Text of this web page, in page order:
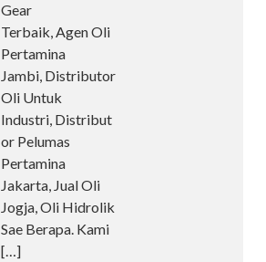
Gear
Terbaik, Agen Oli
Pertamina
Jambi, Distributor
Oli Untuk
Industri, Distribut
or Pelumas
Pertamina
Jakarta, Jual Oli
Jogja, Oli Hidrolik
Sae Berapa. Kami
[…]